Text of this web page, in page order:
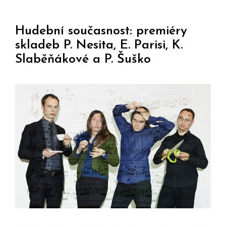
Hudební současnost: premiéry
skladeb P. Nesita, E. Parisi, K.
Slaběňákové a P. Šuško